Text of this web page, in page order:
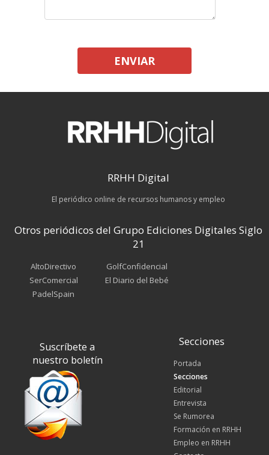
ENVIAR
RRHH Digital
El periódico online de recursos humanos y empleo
Otros periódicos del Grupo Ediciones Digitales Siglo
21
AltoDirectivo
SerComercial
PadelSpain
GolfConfidencial
El Diario del Bebé
Suscríbete a
nuestro boletín
Secciones
Portada
Secciones
Editorial
Entrevista
Se Rumorea
Formación en RRHH
Empleo en RRHH